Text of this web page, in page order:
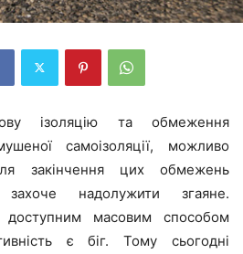
ізоляцію та обмеження
самоізоляції, можливо
закінчення цих обмежень
надолужити згаяне.
доступним масовим способом
є біг. Тому сьогодні